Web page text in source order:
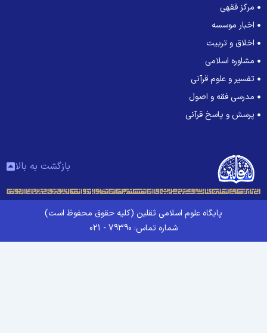
مرکز فقهی
اخبار موسسه
اخلاق و تربیت
مشاوره اسلامی
تفسیر و علوم قرآنی
مدرسی فقه و اصول
پرسش و پاسخ قرآنی
بازگشت به بالا
پایگاه علوم اسلامی ثقلین (کلیه حقوق محفوظ است)
شماره تماس: 79390 - 021